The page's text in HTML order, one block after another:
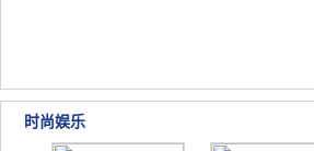
时尚娱乐